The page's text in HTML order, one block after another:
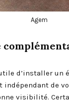
Agem
d’installer un
indépendant de
visibilité.